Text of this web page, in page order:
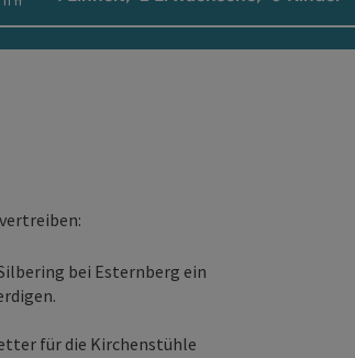
Einheitenanzahl und Personenfelder
bei Esternberg ein
für die Kirchenstühle